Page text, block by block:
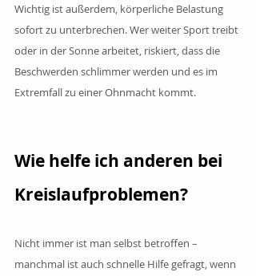
Wichtig ist außerdem, körperliche Belastung
sofort zu unterbrechen. Wer weiter Sport treibt
oder in der Sonne arbeitet, riskiert, dass die
Beschwerden schlimmer werden und es im
Extremfall zu einer Ohnmacht kommt.
Wie helfe ich anderen bei
Kreislaufproblemen?
Nicht immer ist man selbst betroffen –
manchmal ist auch schnelle Hilfe gefragt, wenn